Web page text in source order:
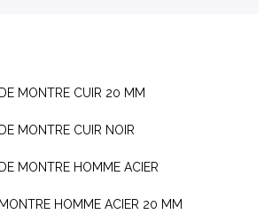
MONTRE CUIR 20 MM
MONTRE CUIR NOIR
MONTRE HOMME ACIER
HOMME ACIER 20 MM